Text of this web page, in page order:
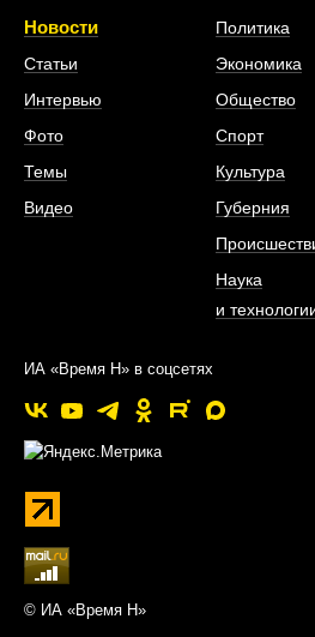
Новости
Статьи
Интервью
Фото
Темы
Видео
Политика
Экономика
Общество
Спорт
Культура
Губерния
Наука
и
ИА «Время Н» в соцсетях
© ИА «Время Н»